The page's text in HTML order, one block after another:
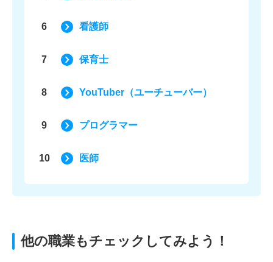
6 看護師
7 保育士
8 YouTuber（ユーチューバー）
9 プログラマー
10 医師
他の職業もチェックしてみよう！